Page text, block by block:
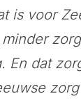
is voor
En dat